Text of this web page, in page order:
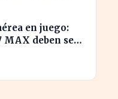
en juego:
MAX deben ser